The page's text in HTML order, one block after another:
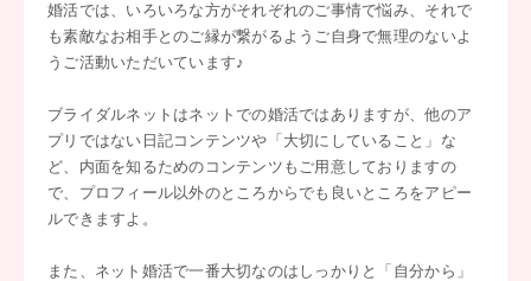
婚活では、いろいろな方がそれぞれのご事情で悩み、それで
も素敵なお相手とのご縁が繋がるようご自身で無理のないよ
うご活動いただいています♪
ブライダルネットはネットでの婚活ではありますが、他のア
プリではない日記コンテンツや「大切にしていること」な
ど、内面を知るためのコンテンツもご用意しておりますの
で、プロフィール以外のところからでも良いところをアピー
ルできますよ。
また、ネット婚活で一番大切なのはしっかりと「自分から」